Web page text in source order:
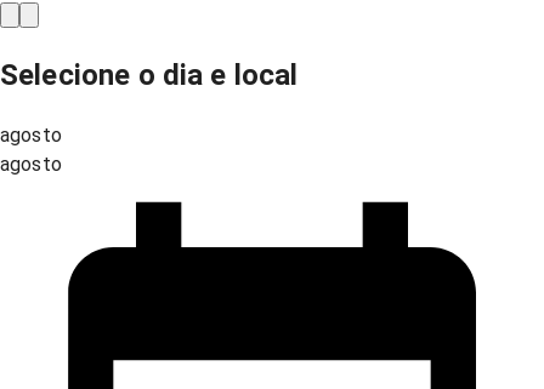
Selecione o dia e local
agosto
agosto